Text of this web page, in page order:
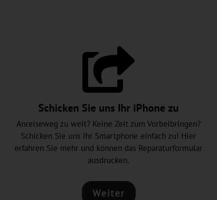

Schicken Sie uns Ihr iPhone zu
Anreiseweg zu weit? Keine Zeit zum Vorbeibringen?
Schicken Sie uns Ihr Smartphone einfach zu! Hier
erfahren Sie mehr und können das Reparaturformular
ausdrucken.
Weiter